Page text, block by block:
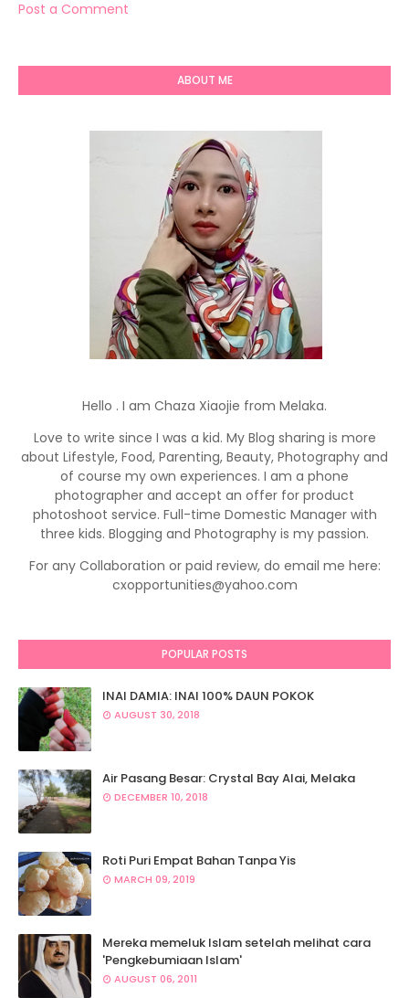
Post a Comment
ABOUT ME
Hello . I am Chaza Xiaojie from Melaka.
Love to write since I was a kid. My Blog sharing is more
about Lifestyle, Food, Parenting, Beauty, Photography and
of course my own experiences. I am a phone
photographer and accept an offer for product
photoshoot service. Full-time Domestic Manager with
three kids. Blogging and Photography is my passion.
For any Collaboration or paid review, do email me here:
cxopportunities@yahoo.com
POPULAR POSTS
INAI DAMIA: INAI 100% DAUN POKOK
AUGUST 30, 2018
Air Pasang Besar: Crystal Bay Alai, Melaka
DECEMBER 10, 2018
Roti Puri Empat Bahan Tanpa Yis
MARCH 09, 2019
Mereka memeluk Islam setelah melihat cara
'Pengkebumiaan Islam'
AUGUST 06, 2011